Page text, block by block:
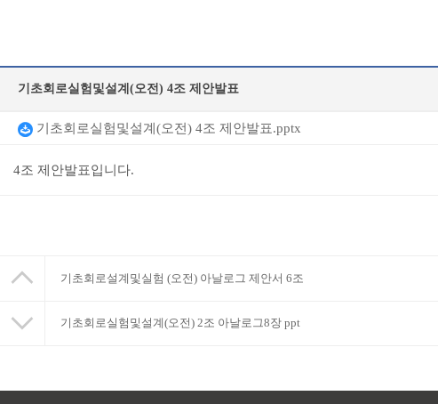
기초회로실험및설계(오전) 4조 제안발표
기초회로실험및설계(오전) 4조 제안발표.pptx
4조 제안발표입니다.
기초회로설계및실험 (오전) 아날로그 제안서 6조
기초회로실험및설계(오전) 2조 아날로그8장 ppt